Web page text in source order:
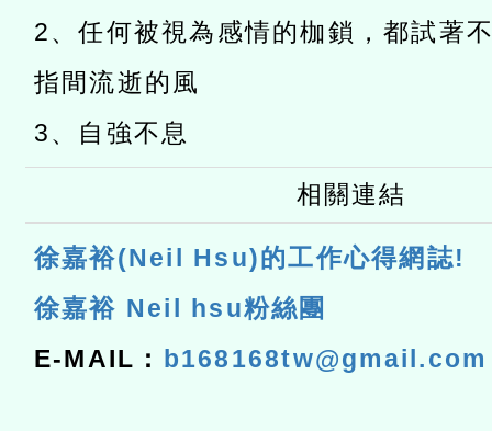
2、任何被視為感情的枷鎖，都試著
指間流逝的風
3、自強不息
相關連結
徐嘉裕(Neil Hsu)的工作心得網誌!
徐嘉裕 Neil hsu粉絲團
E-MAIL： b168168tw@gmail.com